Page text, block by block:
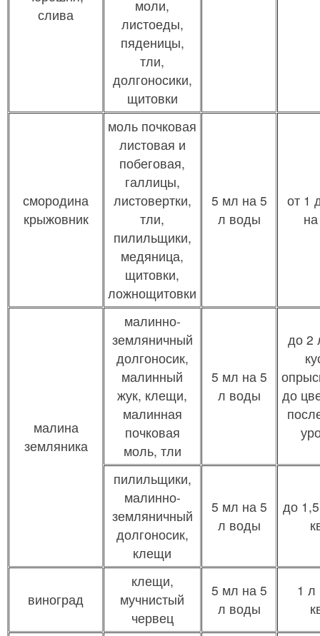
слива
моли,
листоеды,
пяденицы,
тли,
долгоносики,
щитовки
смородина
крыжовник
моль почковая
листовая и
побеговая,
галлицы,
листовертки,
тли,
пилильщики,
медяница,
щитовки,
ложнощитовки
5 мл на 5
л воды
от 1
малина
земляника
малинно-
земляничный
долгоносик,
малинный
жук, клещи,
малинная
почковая
моль, тли
5 мл на 5
л воды
до 2
до
пилильщики,
малинно-
земляничный
долгоносик,
клещи
5 мл на 5
л воды
до
виноград
клещи,
мучнистый
червец
5 мл на 5
л воды
1 л